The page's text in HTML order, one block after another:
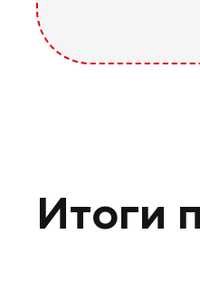
Итоги